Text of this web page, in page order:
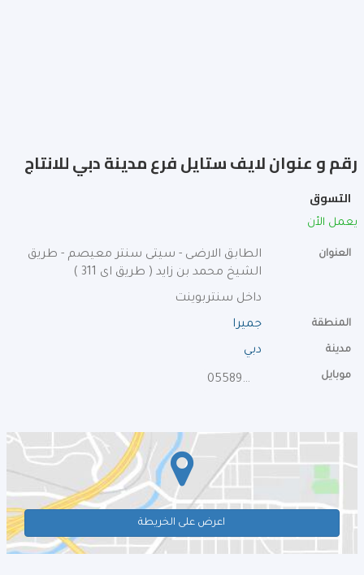
رقم و عنوان لايف ستايل فرع مدينة دبي للانتاج
التسوق
يعمل الأن
العنوان
الطابق الارضى - سيتى سنتر معيصم - طريق
الشيخ محمد بن زايد ( طريق اى 311 )
داخل سنتربوينت
المنطقة جميرا
مدينة دبي
موبايل 0558906396
اعرض على الخريطة